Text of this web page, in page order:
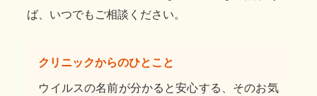
ば、いつでもご相談ください。
クリニックからのひとこと
ウイルスの名前が分かると安心する、そのお気